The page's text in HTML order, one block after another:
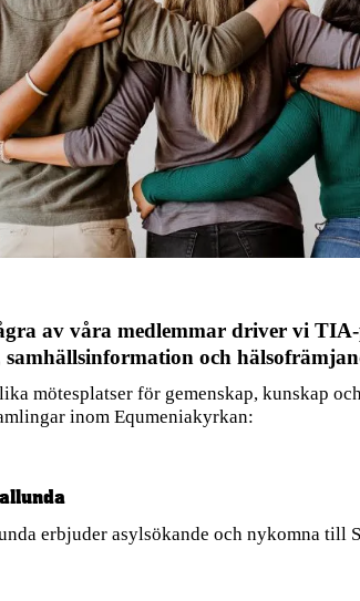
av våra medlemmar driver vi
samhällsinformation och
mötesplatser för gemenskap, kunskap
inom Equmeniakyrkan:
erbjuder asylsökande och nykomna till